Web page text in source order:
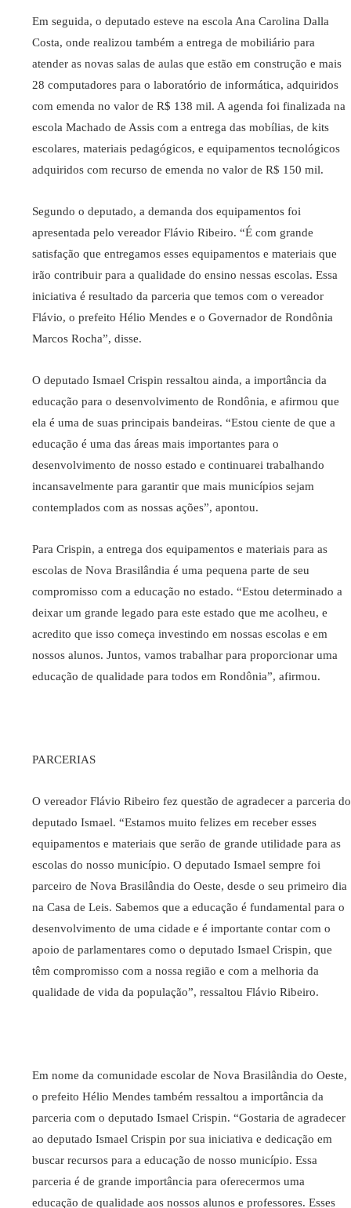
Em seguida, o deputado esteve na escola Ana Carolina Dalla
Costa, onde realizou também a entrega de mobiliário para
atender as novas salas de aulas que estão em construção e mais
28 computadores para o laboratório de informática, adquiridos
com emenda no valor de R$ 138 mil. A agenda foi finalizada na
escola Machado de Assis com a entrega das mobílias, de kits
escolares, materiais pedagógicos, e equipamentos tecnológicos
adquiridos com recurso de emenda no valor de R$ 150 mil.
Segundo o deputado, a demanda dos equipamentos foi
apresentada pelo vereador Flávio Ribeiro. “É com grande
satisfação que entregamos esses equipamentos e materiais que
irão contribuir para a qualidade do ensino nessas escolas. Essa
iniciativa é resultado da parceria que temos com o vereador
Flávio, o prefeito Hélio Mendes e o Governador de Rondônia
Marcos Rocha”, disse.
O deputado Ismael Crispin ressaltou ainda, a importância da
educação para o desenvolvimento de Rondônia, e afirmou que
ela é uma de suas principais bandeiras. “Estou ciente de que a
educação é uma das áreas mais importantes para o
desenvolvimento de nosso estado e continuarei trabalhando
incansavelmente para garantir que mais municípios sejam
contemplados com as nossas ações”, apontou.
Para Crispin, a entrega dos equipamentos e materiais para as
escolas de Nova Brasilândia é uma pequena parte de seu
compromisso com a educação no estado. “Estou determinado a
deixar um grande legado para este estado que me acolheu, e
acredito que isso começa investindo em nossas escolas e em
nossos alunos. Juntos, vamos trabalhar para proporcionar uma
educação de qualidade para todos em Rondônia”, afirmou.
PARCERIAS
O vereador Flávio Ribeiro fez questão de agradecer a parceria do
deputado Ismael. “Estamos muito felizes em receber esses
equipamentos e materiais que serão de grande utilidade para as
escolas do nosso município. O deputado Ismael sempre foi
parceiro de Nova Brasilândia do Oeste, desde o seu primeiro dia
na Casa de Leis. Sabemos que a educação é fundamental para o
desenvolvimento de uma cidade e é importante contar com o
apoio de parlamentares como o deputado Ismael Crispin, que
têm compromisso com a nossa região e com a melhoria da
qualidade de vida da população”, ressaltou Flávio Ribeiro.
Em nome da comunidade escolar de Nova Brasilândia do Oeste,
o prefeito Hélio Mendes também ressaltou a importância da
parceria com o deputado Ismael Crispin. “Gostaria de agradecer
ao deputado Ismael Crispin por sua iniciativa e dedicação em
buscar recursos para a educação de nosso município. Essa
parceria é de grande importância para oferecermos uma
educação de qualidade aos nossos alunos e professores. Esses